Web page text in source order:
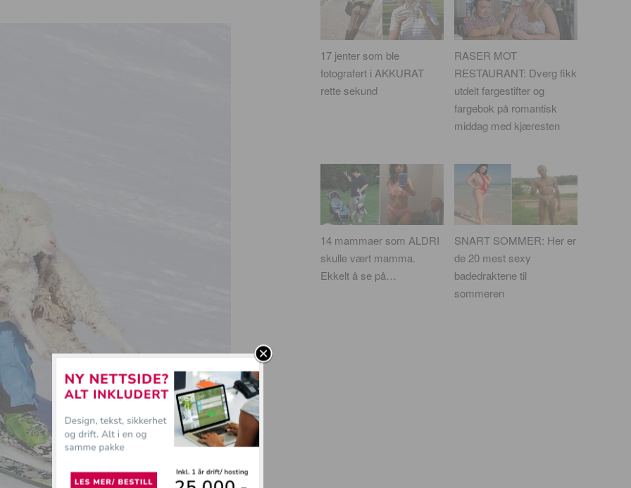
17 jenter som ble
fotografert i AKKURAT
rette sekund
RASER MOT
RESTAURANT: Dverg fikk
utdelt fargestifter og
fargebok på romantisk
middag med kjæresten
14 mammaer som ALDRI
skulle vært mamma.
Ekkelt å se på…
SNART SOMMER: Her er
de 20 mest sexy
badedraktene til
sommeren